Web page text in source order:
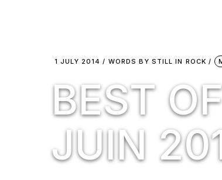
1 JULY 2014 WORDS BY STILL IN ROCK
BEST
JUIN